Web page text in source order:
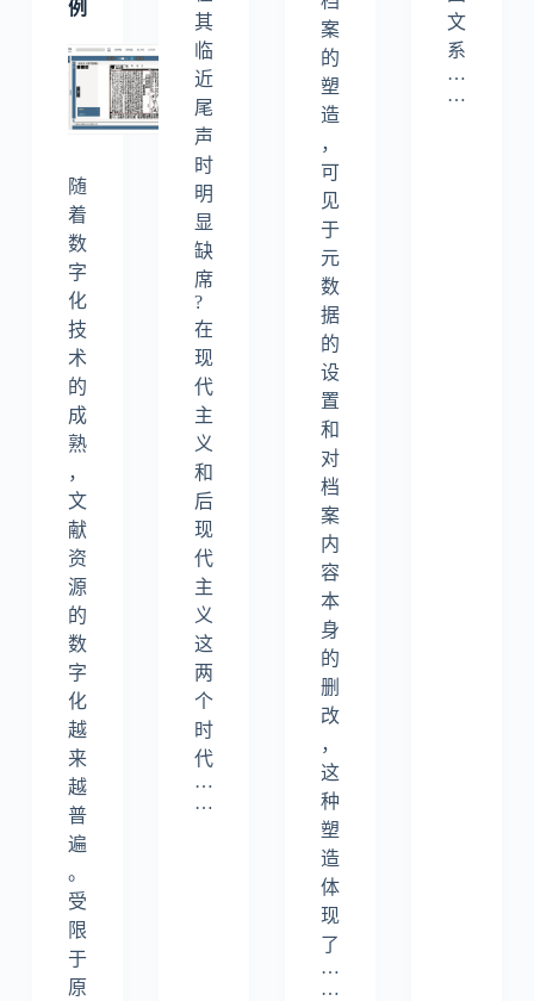
例
随
着
数
字
化
技
术
的
成
熟
，
文
献
资
源
的
数
字
化
越
来
越
普
遍
。
受
限
于
原
其
临
近
尾
声
时
明
显
缺
席
?
在
现
代
主
义
和
后
现
代
主
义
这
两
个
时
代
…
…
案
的
塑
造
，
可
见
于
元
数
据
的
设
置
和
对
档
案
内
容
本
身
的
删
改
，
这
种
塑
造
体
现
了
…
…
文
系
…
…